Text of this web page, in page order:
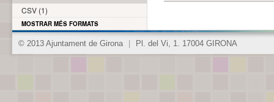
CSV (1)
MOSTRAR MÉS FORMATS
© 2013 Ajuntament de Girona Pl. del Vi, 1. 17004 GIRONA